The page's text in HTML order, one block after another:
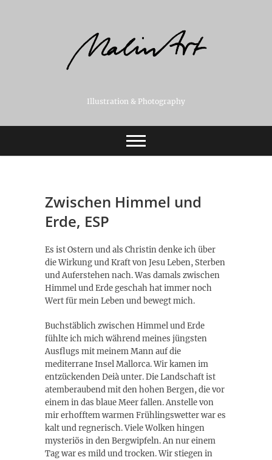
Illustration & Photography
Zwischen Himmel und
Erde, ESP
Es ist Ostern und als Christin denke ich über
die Wirkung und Kraft von Jesu Leben, Sterben
und Auferstehen nach. Was damals zwischen
Himmel und Erde geschah hat immer noch
Wert für mein Leben und bewegt mich.
Buchstäblich zwischen Himmel und Erde
fühlte ich mich während meines jüngsten
Ausflugs mit meinem Mann auf die
mediterrane Insel Mallorca. Wir kamen im
entzückenden Deià unter. Die Landschaft ist
atemberaubend mit den hohen Bergen, die vor
einem in das blaue Meer fallen. Anstelle von
mir erhofftem warmen Frühlingswetter war es
kalt und regnerisch. Viele Wolken hingen
mysteriös in den Bergwipfeln. An nur einem
Tag war es mild und trocken. Wir stiegen in